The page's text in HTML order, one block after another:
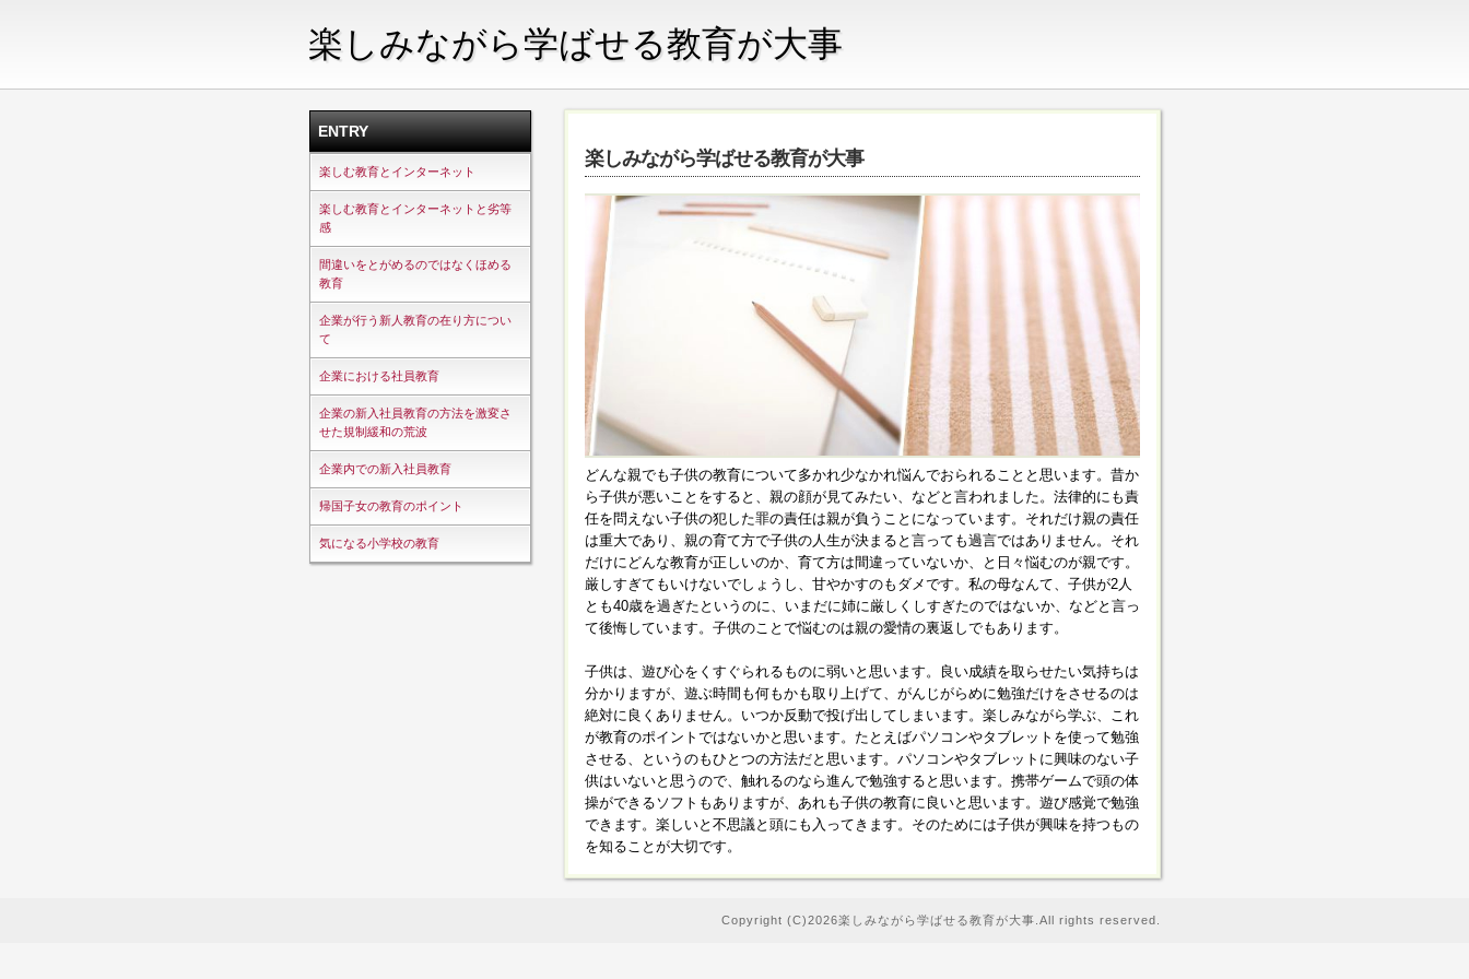
楽しみながら学ばせる教育が大事
ENTRY
楽しむ教育とインターネット
楽しむ教育とインターネットと劣等
感
間違いをとがめるのではなくほめる
教育
企業が行う新人教育の在り方につい
て
企業における社員教育
企業の新入社員教育の方法を激変さ
せた規制緩和の荒波
企業内での新入社員教育
帰国子女の教育のポイント
気になる小学校の教育
楽しみながら学ばせる教育が大事
どんな親でも子供の教育について多かれ少なかれ悩んでおられることと思います。昔か
ら子供が悪いことをすると、親の顔が見てみたい、などと言われました。法律的にも責
任を問えない子供の犯した罪の責任は親が負うことになっています。それだけ親の責任
は重大であり、親の育て方で子供の人生が決まると言っても過言ではありません。それ
だけにどんな教育が正しいのか、育て方は間違っていないか、と日々悩むのが親です。
厳しすぎてもいけないでしょうし、甘やかすのもダメです。私の母なんて、子供が2人
とも40歳を過ぎたというのに、いまだに姉に厳しくしすぎたのではないか、などと言っ
て後悔しています。子供のことで悩むのは親の愛情の裏返しでもあります。
子供は、遊び心をくすぐられるものに弱いと思います。良い成績を取らせたい気持ちは
分かりますが、遊ぶ時間も何もかも取り上げて、がんじがらめに勉強だけをさせるのは
絶対に良くありません。いつか反動で投げ出してしまいます。楽しみながら学ぶ、これ
が教育のポイントではないかと思います。たとえばパソコンやタブレットを使って勉強
させる、というのもひとつの方法だと思います。パソコンやタブレットに興味のない子
供はいないと思うので、触れるのなら進んで勉強すると思います。携帯ゲームで頭の体
操ができるソフトもありますが、あれも子供の教育に良いと思います。遊び感覚で勉強
できます。楽しいと不思議と頭にも入ってきます。そのためには子供が興味を持つもの
を知ることが大切です。
Copyright (C)2026楽しみながら学ばせる教育が大事.All rights reserved.